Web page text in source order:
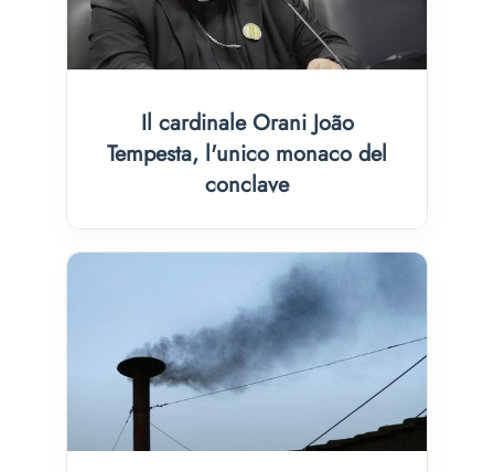
Il cardinale Orani João
Tempesta, l'unico monaco del
conclave